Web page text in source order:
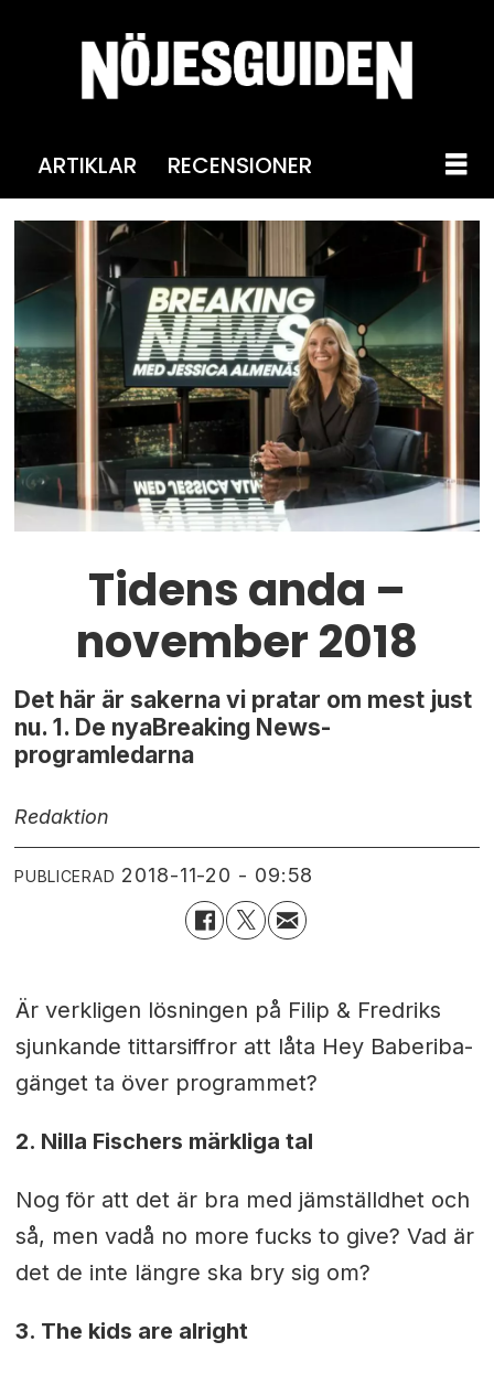
ARTIKLAR RECENSIONER
Tidens anda –
november 2018
Det här är sakerna vi pratar om mest just
nu. 1. De nyaBreaking News-
programledarna
Redaktion
PUBLICERAD 2018-11-20 - 09:58
Är verkligen lösningen på Filip & Fredriks
sjunkande tittarsiffror att låta Hey Baberiba-
gänget ta över programmet?
2. Nilla Fischers märkliga tal
Nog för att det är bra med jämställdhet och
så, men vadå no more fucks to give? Vad är
det de inte längre ska bry sig om?
3. The kids are alright